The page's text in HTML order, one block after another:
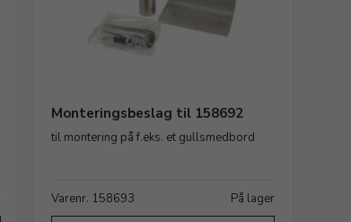
Monteringsbeslag til 158692
til montering på f.eks. et gullsmedbord
Varenr. 158693 På lager